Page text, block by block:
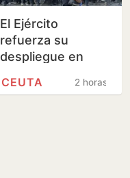
El Ejército
refuerza su
despliegue en
fragatas de la2 horas
CEUTA